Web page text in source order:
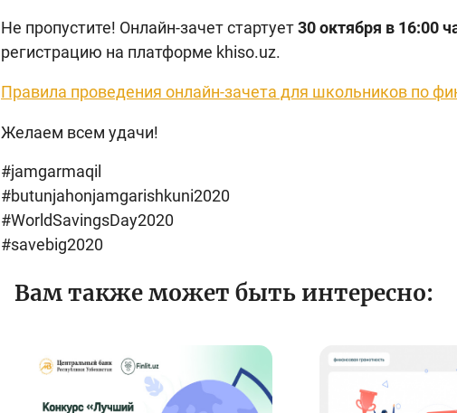
Не пропустите! Онлайн-зачет стартует30 октября в 16:00
регистрацию на платформе khiso.uz.
Правила проведения онлайн-зачета для школьников по
Желаем всем удачи!
#jamgarmaqil
#butunjahonjamgarishkuni2020
#WorldSavingsDay2020
#savebig2020
Вам также может быть интересно: